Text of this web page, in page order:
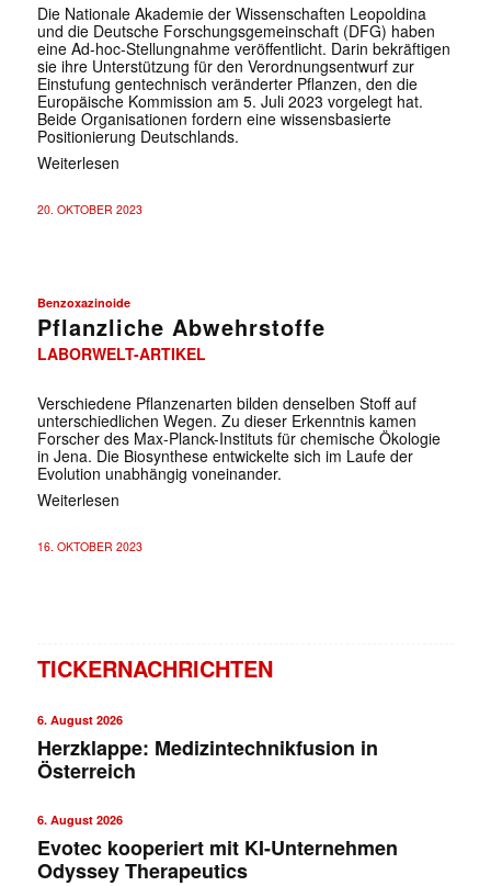
Die Nationale Akademie der Wissenschaften Leopoldina
und die Deutsche Forschungsgemeinschaft (DFG) haben
eine Ad-hoc-Stellungnahme veröffentlicht. Darin bekräftigen
sie ihre Unterstützung für den Verordnungsentwurf zur
Einstufung gentechnisch veränderter Pflanzen, den die
Europäische Kommission am 5. Juli 2023 vorgelegt hat.
Beide Organisationen fordern eine wissensbasierte
Positionierung Deutschlands.
Weiterlesen
20. OKTOBER 2023
Benzoxazinoide
Pflanzliche Abwehrstoffe
LABORWELT-ARTIKEL
Verschiedene Pflanzenarten bilden denselben Stoff auf
unterschiedlichen Wegen. Zu dieser Erkenntnis kamen
Forscher des Max-Planck-Instituts für chemische Ökologie
in Jena. Die Biosynthese entwickelte sich im Laufe der
Evolution unabhängig voneinander.
Weiterlesen
16. OKTOBER 2023
TICKERNACHRICHTEN
6. August 2026
Herzklappe: Medizintechnikfusion in
Österreich
6. August 2026
Evotec kooperiert mit KI-Unternehmen
Odyssey Therapeutics